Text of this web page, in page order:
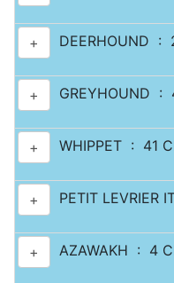
+ DEERHOUND :
+ GREYHOUND :
+ WHIPPET : 41
+ PETIT LEVRIER
+ AZAWAKH : 4